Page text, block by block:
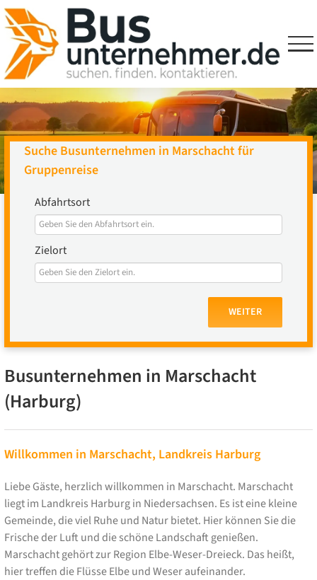
Skip
to
content
Suche Busunternehmen in Marschacht für
Gruppenreise
Abfahrtsort
Zielort
WEITER
Busunternehmen in Marschacht
(Harburg)
Willkommen in Marschacht, Landkreis Harburg
Liebe Gäste, herzlich willkommen in Marschacht. Marschacht
liegt im Landkreis Harburg in Niedersachsen. Es ist eine kleine
Gemeinde, die viel Ruhe und Natur bietet. Hier können Sie die
Frische der Luft und die schöne Landschaft genießen.
Marschacht gehört zur Region Elbe-Weser-Dreieck. Das heißt,
hier treffen die Flüsse Elbe und Weser aufeinander.